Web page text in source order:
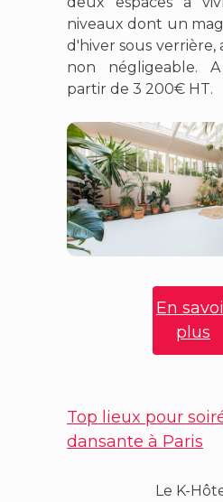
niveaux dont un
d'hiver sous
non négligeable.
partir de 3 200€ HT.
En
plus
Top lieux pour
dansante à Paris
Le K-